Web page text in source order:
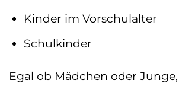
Kinder im Vorschulalter
Schulkinder
Egal ob Mädchen oder